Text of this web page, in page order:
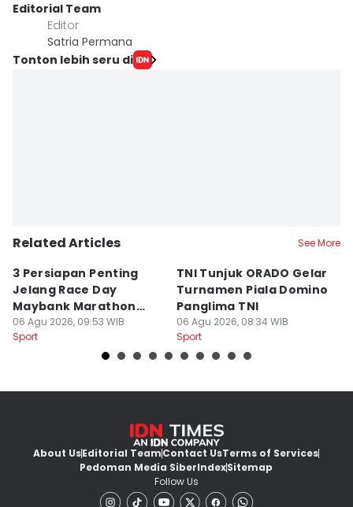
Editorial Team
Editor
Satria Permana
Tonton lebih seru di
Related Articles See More
3 Persiapan Penting
Jelang Race Day
Maybank Marathon
2026
06 Agu 2026, 09:53 WIB
Sport
TNI Tunjuk ORADO Gelar
Turnamen Piala Domino
Panglima TNI
06 Agu 2026, 08:34 WIB
Sport
About UsEditorial TeamContact UsTerms of Services
Pedoman Media SiberIndexSitemap
Follow Us